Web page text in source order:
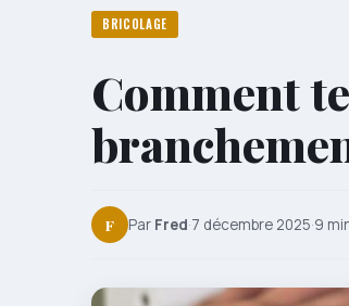
BRICOLAGE
Comment
F Par Fred·7 décembre 2025·9